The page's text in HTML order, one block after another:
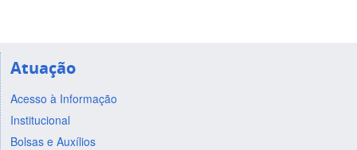
Atuação
Acesso à Informação
Institucional
Bolsas e Auxílios